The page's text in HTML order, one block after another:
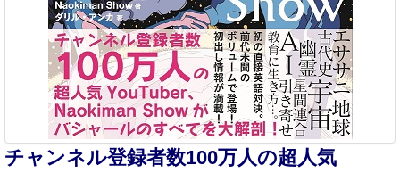
チャンネル登録者数100万人の超人気